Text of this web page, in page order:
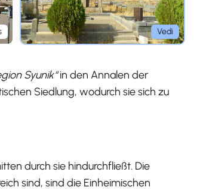
Vedi
Syunik“in den Annalen der
Siedlung, wodurch sie sich zu
durch sie hindurchfließt. Die
sind, sind die Einheimischen